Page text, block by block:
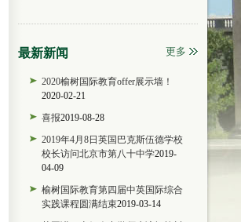
最新新闻 更多
2020榆树国际教育offer展示墙！
2020-02-21
喜报2019-08-28
2019年4月8日英国巴克斯伍德学校
校长访问北京市第八十中学2019-
04-09
榆树国际教育第四届中英国际综合
实践课程圆满结束2019-03-14